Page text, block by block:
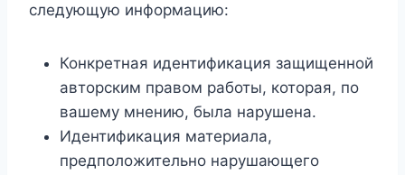
следующую информацию:
Конкретная идентификация защищенной
авторским правом работы, которая, по
вашему мнению, была нарушена.
Идентификация материала,
предположительно нарушающего